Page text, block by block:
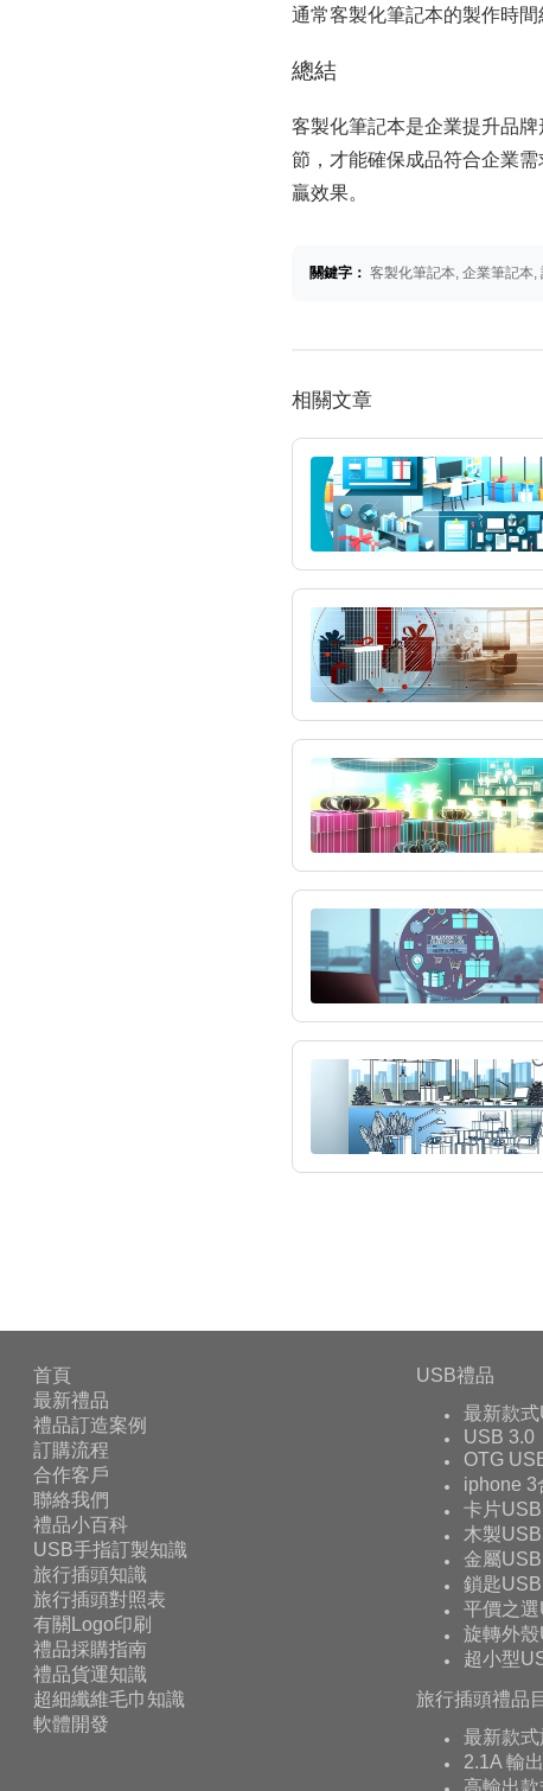
通常客製化筆記本的製作時
總結
客製化筆記本是企業提升品
節，才能確保成品符合企業
贏效果。
關鍵字： 客製化筆記本, 企業筆記本,
相關文章
首頁
最新禮品
禮品訂造案例
訂購流程
合作客戶
聯絡我們
禮品小百科
USB手指訂製知識
旅行插頭知識
旅行插頭對照表
有關Logo印刷
禮品採購指南
禮品貨運知識
超細纖維毛巾知識
軟體開發
USB禮品
最新款
USB 3.0
OTG
iphone 3
卡片USB
木製USB
金屬USB
鎖匙USB
平價之
旋轉外
超小型
旅行插頭禮品
最新款
2.1A 輸出